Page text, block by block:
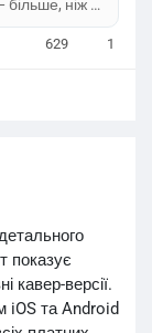
ніж у
629 1
показує
кавер-версії.
iOS та Android